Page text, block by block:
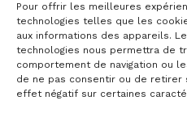
Pour offrir les meilleures
technologies telles que les
aux informations des appareils.
technologies nous permettra de
comportement de navigation ou
de ne pas consentir ou de retirer
effet négatif sur certaines
Email*